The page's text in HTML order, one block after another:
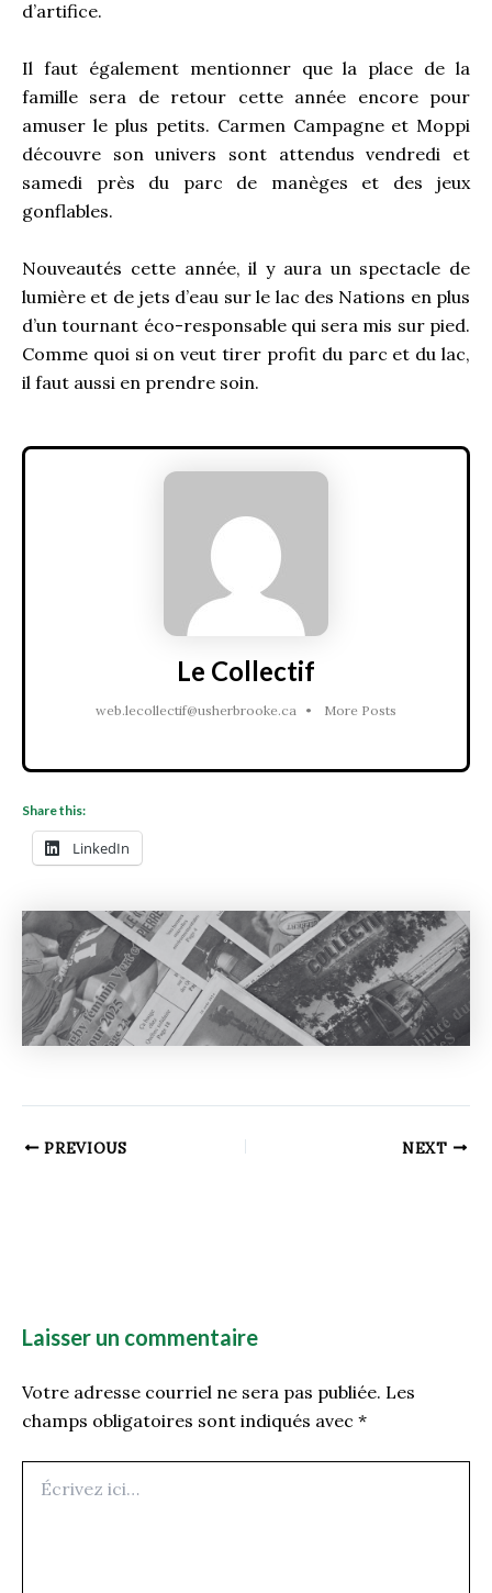
d’artifice.
Il faut également mentionner que la place de la
famille sera de retour cette année encore pour
amuser le plus petits. Carmen Campagne et Moppi
découvre son univers sont attendus vendredi et
samedi près du parc de manèges et des jeux
gonflables.
Nouveautés cette année, il y aura un spectacle de
lumière et de jets d’eau sur le lac des Nations en plus
d’un tournant éco-responsable qui sera mis sur pied.
Comme quoi si on veut tirer profit du parc et du lac,
il faut aussi en prendre soin.
Le Collectif
web.lecollectif@usherbrooke.ca • More Posts
Share this:
LinkedIn
PREVIOUS NEXT
Laisser un commentaire
Votre adresse courriel ne sera pas publiée. Les
champs obligatoires sont indiqués avec *
ici…